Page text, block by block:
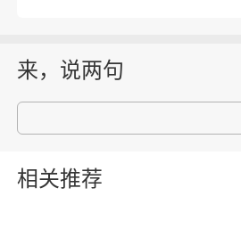
来，说两句
相关推荐